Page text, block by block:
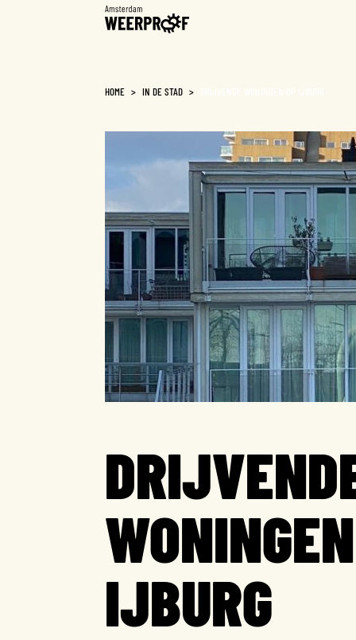
Weerproof
HOME > IN DE STAD >
IJBURG